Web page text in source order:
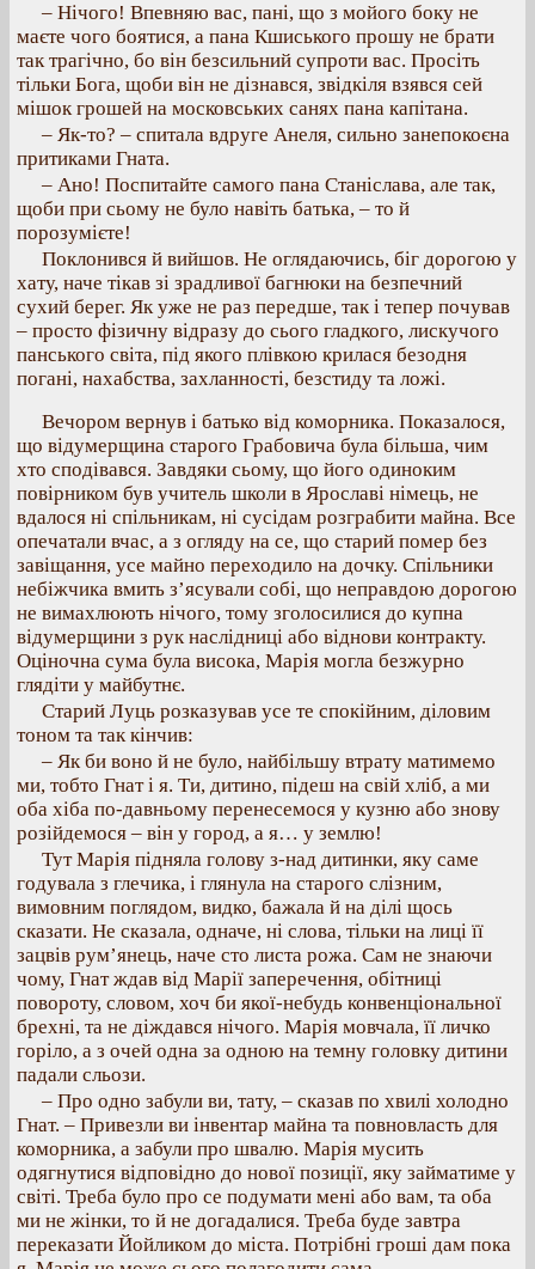
– Нічого! Впевняю вас, пані, що з мойого боку не
маєте чого боятися, а пана Кшиського прошу не брати
так трагічно, бо він безсильний супроти вас. Просіть
тільки Бога, щоби він не дізнався, звідкіля взявся сей
мішок грошей на московських санях пана капітана.
– Як-то? – спитала вдруге Анеля, сильно занепокоєна
притиками Гната.
– Ано! Поспитайте самого пана Станіслава, але так,
щоби при сьому не було навіть батька, – то й
порозумієте!
Поклонився й вийшов. Не оглядаючись, біг дорогою у
хату, наче тікав зі зрадливої багнюки на безпечний
сухий берег. Як уже не раз передше, так і тепер почував
– просто фізичну відразу до сього гладкого, лискучого
панського світа, під якого плівкою крилася безодня
погані, нахабства, захланності, безстиду та ложі.
Вечором вернув і батько від коморника. Показалося,
що відумерщина старого Грабовича була більша, чим
хто сподівався. Завдяки сьому, що його одиноким
повірником був учитель школи в Ярославі німець, не
вдалося ні спільникам, ні сусідам розграбити майна. Все
опечатали вчас, а з огляду на се, що старий помер без
завіщання, усе майно переходило на дочку. Спільники
небіжчика вмить з’ясували собі, що неправдою дорогою
не вимахлюють нічого, тому зголосилися до купна
відумерщини з рук наслідниці або віднови контракту.
Оціночна сума була висока, Марія могла безжурно
глядіти у майбутнє.
Старий Луць розказував усе те спокійним, діловим
тоном та так кінчив:
– Як би воно й не було, найбільшу втрату матимемо
ми, тобто Гнат і я. Ти, дитино, підеш на свій хліб, а ми
оба хіба по-давньому перенесемося у кузню або знову
розійдемося – він у город, а я… у землю!
Тут Марія підняла голову з-над дитинки, яку саме
годувала з глечика, і глянула на старого слізним,
вимовним поглядом, видко, бажала й на ділі щось
сказати. Не сказала, одначе, ні слова, тільки на лиці її
зацвів рум’янець, наче сто листа рожа. Сам не знаючи
чому, Гнат ждав від Марії заперечення, обітниці
повороту, словом, хоч би якої-небудь конвенціональної
брехні, та не діждався нічого. Марія мовчала, її личко
горіло, а з очей одна за одною на темну головку дитини
падали сльози.
– Про одно забули ви, тату, – сказав по хвилі холодно
Гнат. – Привезли ви інвентар майна та повновласть для
коморника, а забули про швалю. Марія мусить
одягнутися відповідно до нової позиції, яку займатиме у
світі. Треба було про се подумати мені або вам, та оба
ми не жінки, то й не догадалися. Треба буде завтра
переказати Йойликом до міста. Потрібні гроші дам пока